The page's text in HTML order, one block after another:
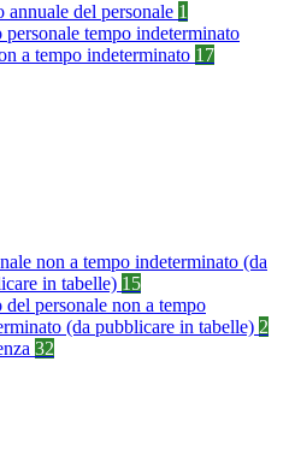
annuale del personale 1
personale tempo indeterminato
a tempo indeterminato 17
non a tempo indeterminato (da
in tabelle) 15
del personale non a tempo
(da pubblicare in tabelle) 2
32